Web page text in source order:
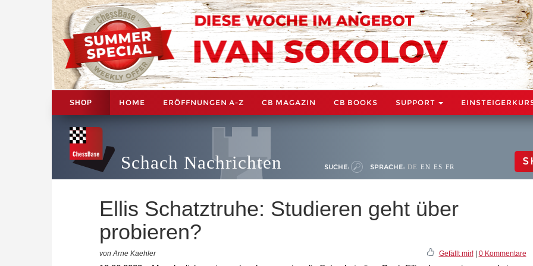
SHOP HOME ERÖFFNUNGEN A-Z CB MAGAZIN CB BOOKS SUPPORT
Schach Nachrichten SUCHE: SPRACHE: DE EN ES FR
Ellis Schatztruhe: Studieren geht über
probieren?
von Arne Kaehler Gefällt mir!| 0 Kommentare